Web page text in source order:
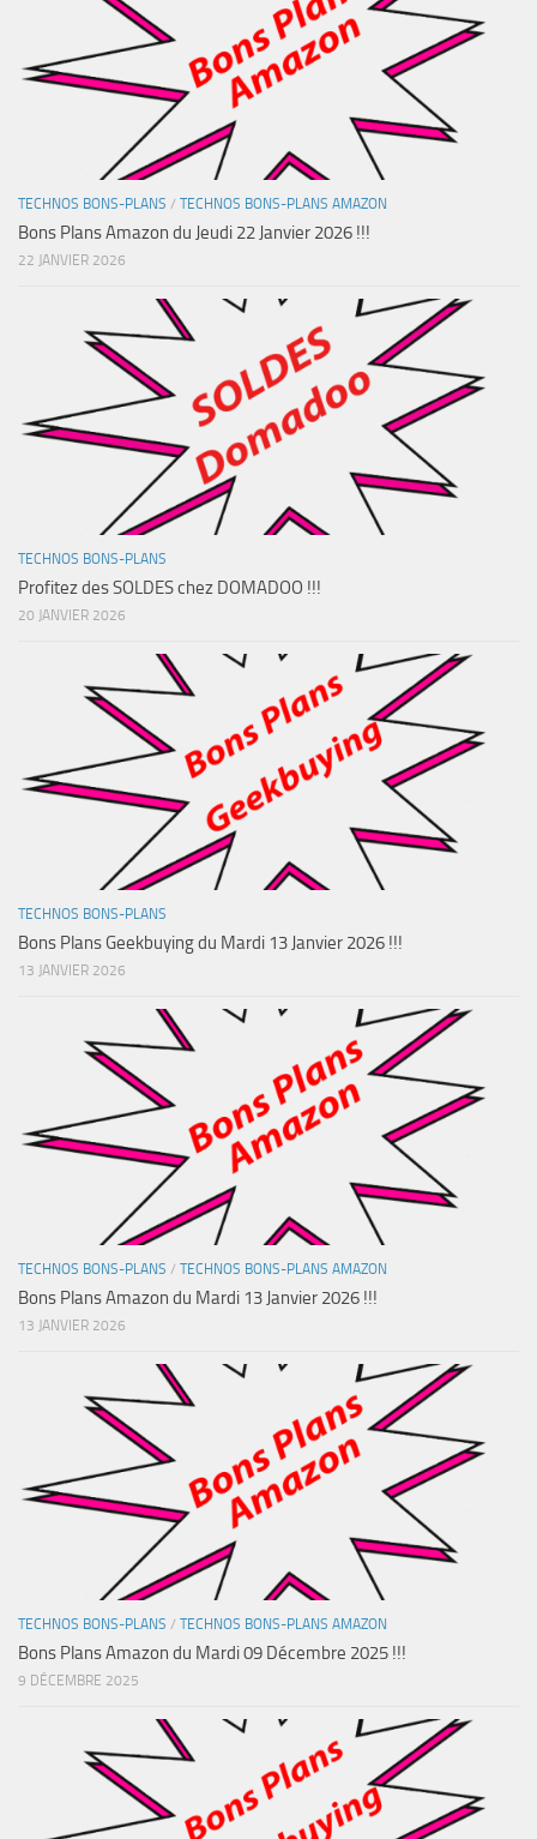
TECHNOS BONS-PLANS / TECHNOS BONS-PLANS AMAZON
Bons Plans Amazon du Jeudi 22 Janvier 2026 !!!
22 JANVIER 2026
TECHNOS BONS-PLANS
Profitez des SOLDES chez DOMADOO !!!
20 JANVIER 2026
TECHNOS BONS-PLANS
Bons Plans Geekbuying du Mardi 13 Janvier 2026 !!!
13 JANVIER 2026
TECHNOS BONS-PLANS / TECHNOS BONS-PLANS AMAZON
Bons Plans Amazon du Mardi 13 Janvier 2026 !!!
13 JANVIER 2026
TECHNOS BONS-PLANS / TECHNOS BONS-PLANS AMAZON
Bons Plans Amazon du Mardi 09 Décembre 2025 !!!
9 DÉCEMBRE 2025